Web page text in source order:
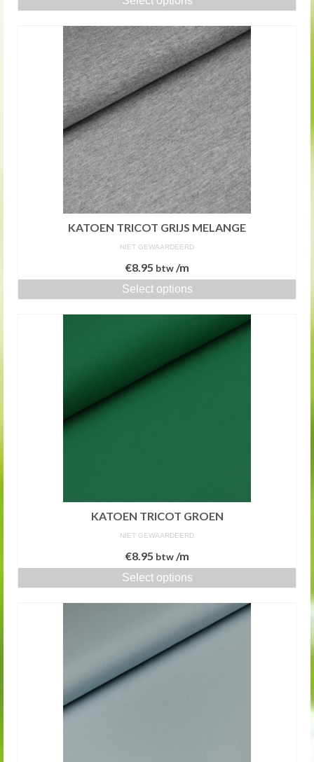
KATOEN TRICOT GRIJS MELANGE
NIET GEWAARDEERD
€8.95 btw/m
Select options
KATOEN TRICOT GROEN
NIET GEWAARDEERD
€8.95 btw/m
Select options